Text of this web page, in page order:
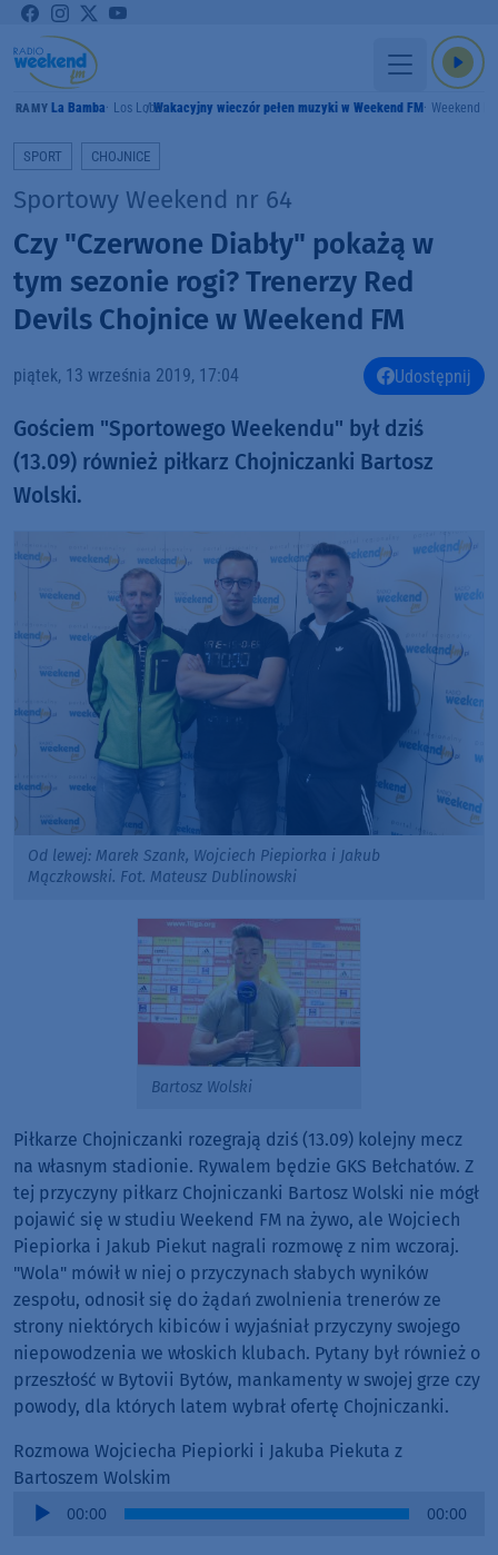
GRAMY La Bamba Los LobosWakacyjny wieczór pełen muzyki w Weekend FM Weekend
SPORT CHOJNICE
Sportowy Weekend nr 64
Czy "Czerwone Diabły" pokażą w
tym sezonie rogi? Trenerzy Red
Devils Chojnice w Weekend FM
piątek, 13 września 2019, 17:04 Udostępnij
Gościem "Sportowego Weekendu" był dziś
(13.09) również piłkarz Chojniczanki Bartosz
Wolski.
Od lewej: Marek Szank, Wojciech Piepiorka i Jakub
Mączkowski. Fot. Mateusz Dublinowski
Bartosz Wolski
Piłkarze Chojniczanki rozegrają dziś (13.09) kolejny mecz
na własnym stadionie. Rywalem będzie GKS Bełchatów. Z
tej przyczyny piłkarz Chojniczanki Bartosz Wolski nie mógł
pojawić się w studiu Weekend FM na żywo, ale Wojciech
Piepiorka i Jakub Piekut nagrali rozmowę z nim wczoraj.
"Wola" mówił w niej o przyczynach słabych wyników
zespołu, odnosił się do żądań zwolnienia trenerów ze
strony niektórych kibiców i wyjaśniał przyczyny swojego
niepowodzenia we włoskich klubach. Pytany był również o
przeszłość w Bytovii Bytów, mankamenty w swojej grze czy
powody, dla których latem wybrał ofertę Chojniczanki.
Rozmowa Wojciecha Piepiorki i Jakuba Piekuta z
Bartoszem Wolskim
Audio
00:00 00:00